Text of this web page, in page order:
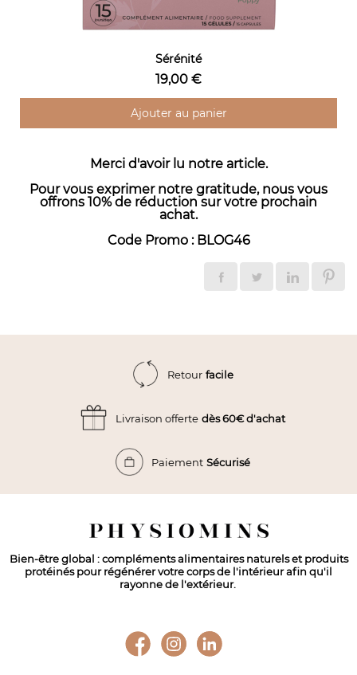
Aperçu rapide
Sérénité
19,00 €
Ajouter au panier
Merci d'avoir lu notre article.
Pour vous exprimer notre gratitude, nous vous
offrons 10% de réduction sur votre prochain
achat.
Code Promo : BLOG46
Retour facile
Livraison offerte dès 60€ d'achat
Paiement Sécurisé
Bien-être global : compléments alimentaires naturels et produits
protéinés pour régénérer votre corps de l'intérieur afin qu'il
rayonne de l'extérieur.